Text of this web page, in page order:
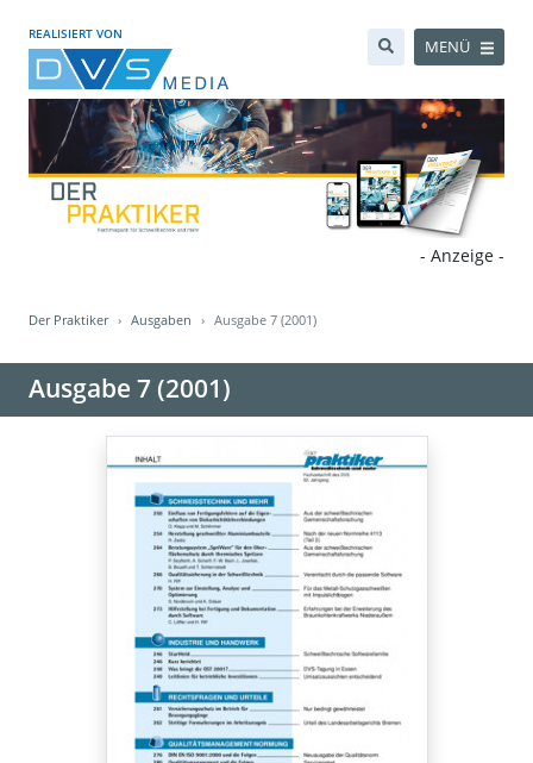
REALISIERT VON
MENÜ
- Anzeige -
Der Praktiker Ausgaben Ausgabe 7 (2001)
Ausgabe 7 (2001)